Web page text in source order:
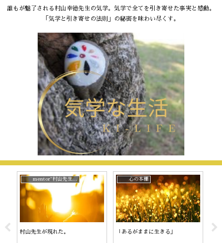
誰もが魅了される村山幸徳先生の気学。気学で全てを引き寄せた事実と感動。
「気学と引き寄せの法則」の秘密を味わい尽くす。
mentor~村山先生と。
村山先生が現れた。
心の本棚
「あるがままに生きる」 陰